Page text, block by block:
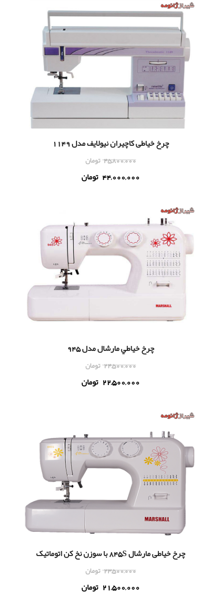
چرخ خیاطی کاچیران نیولایف مدل 1149
45,800,000 تومان
44,000,000 تومان
چرخ خياطي مارشال مدل 945
24,500,000 تومان
22,500,000 تومان
چرخ خياطی مارشال 845S با سوزن نخ کن اتوماتیک
23,500,000 تومان
21,500,000 تومان